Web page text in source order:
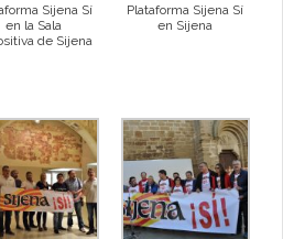
Sijena Sí
en la Sala
de Sijena
Plataforma Sijena Sí
en Sijena